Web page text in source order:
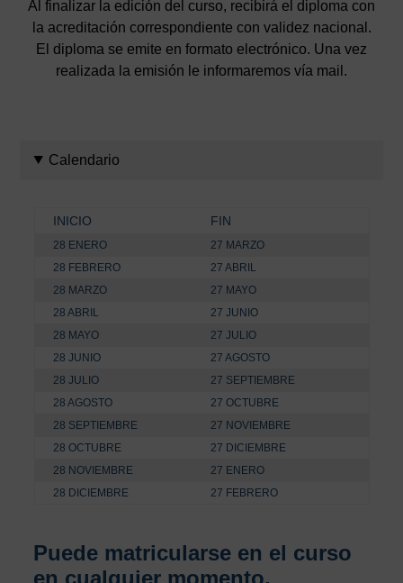
Al finalizar la edición del curso, recibirá el diploma con
la acreditación correspondiente con validez nacional.
El diploma se emite en formato electrónico. Una vez
realizada la emisión le informaremos vía mail.
Calendario
INICIO FIN
28 ENERO
27 MARZO
28 FEBRERO
27 ABRIL
28 MARZO
27 MAYO
28 ABRIL
27 JUNIO
28 MAYO
27 JULIO
28 JUNIO
27 AGOSTO
28 JULIO
27 SEPTIEMBRE
28 AGOSTO
27 OCTUBRE
28 SEPTIEMBRE
27 NOVIEMBRE
28 OCTUBRE
27 DICIEMBRE
28 NOVIEMBRE
27 ENERO
28 DICIEMBRE
27 FEBRERO
Puede matricularse en el curso
en cualquier momento.